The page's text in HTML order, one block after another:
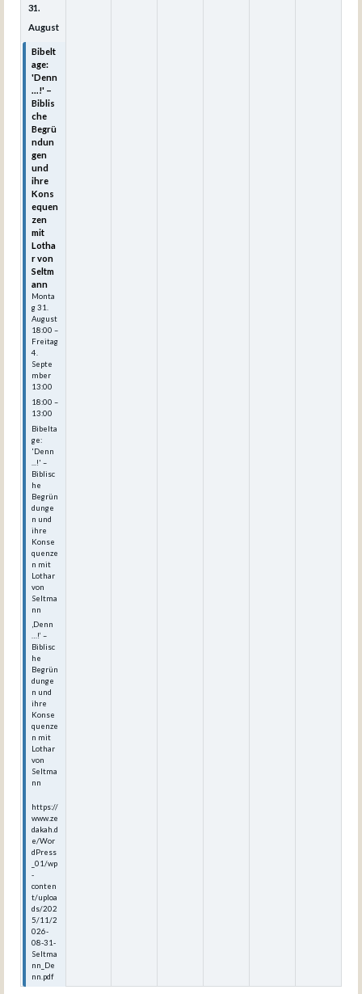
31.
August
Bibelt
age:
'Denn
...!' –
Biblis
che
Begrü
ndun
gen
und
ihre
Kons
equen
zen
mit
Lotha
r von
Seltm
ann
Monta
g31.
August
18:00 –
Freitag
4.
Septe
mber
13:00
18:00 –
13:00
Bibelta
ge:
'Denn
...!' –
Biblisc
he
Begrün
dunge
n und
ihre
Konse
quenze
n mit
Lothar
von
Seltma
nn
‚Denn
…!‘ –
Biblisc
he
Begrün
dunge
n und
ihre
Konse
quenze
n mit
Lothar
von
Seltma
nn
https://
www.ze
dakah.d
e/Wor
dPress
_01/wp
-
conten
t/uploa
ds/202
5/11/2
026-
08-31-
Seltma
nn_De
nn.pdf